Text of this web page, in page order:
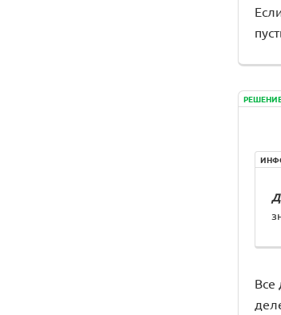
Д
Все